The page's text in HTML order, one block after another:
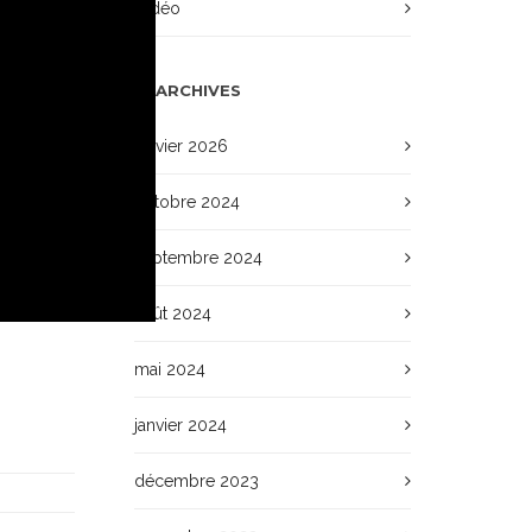
Vidéo
ARCHIVES
janvier 2026
octobre 2024
septembre 2024
août 2024
mai 2024
janvier 2024
décembre 2023